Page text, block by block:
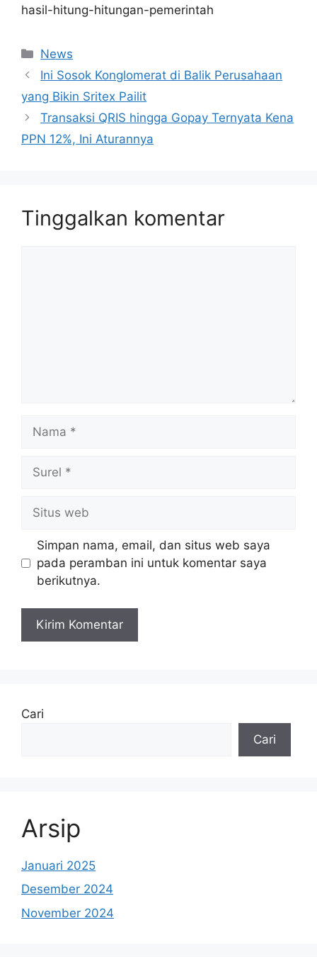
hasil-hitung-hitungan-pemerintah
Kategori
News
Ini Sosok Konglomerat di Balik Perusahaan
yang Bikin Sritex Pailit
Transaksi QRIS hingga Gopay Ternyata Kena
PPN 12%, Ini Aturannya
Tinggalkan komentar
Nama
Surel
Situs
web
Simpan nama, email, dan situs web saya
pada peramban ini untuk komentar saya
berikutnya.
Cari
Cari
Arsip
Januari 2025
Desember 2024
November 2024